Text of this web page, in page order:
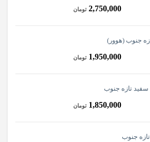
2,750,000 تومان
جنوب (هوور)
1,950,000 تومان
سفید تازه جنوب
1,850,000 تومان
جنوب